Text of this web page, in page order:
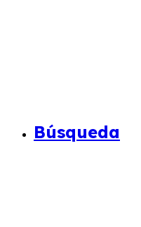
Búsqueda